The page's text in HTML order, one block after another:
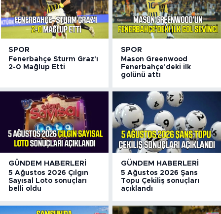
SPOR
Fenerbahçe Sturm Graz'ı
2-0 Mağlup Etti
SPOR
Mason Greenwood
Fenerbahçe'deki ilk
golünü attı
GÜNDEM HABERLERI
5 Ağustos 2026 Çılgın
Sayısal Loto sonuçları
belli oldu
GÜNDEM HABERLERI
5 Ağustos 2026 Şans
Topu Çekiliş sonuçları
açıklandı